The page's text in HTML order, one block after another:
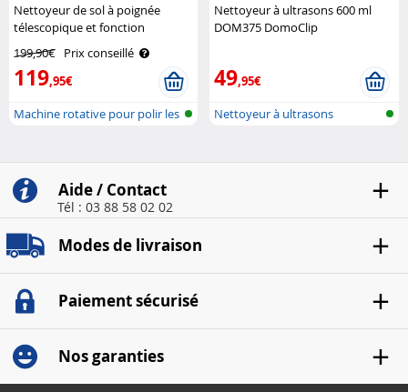
Nettoyeur de sol à poignée
télescopique et fonction
pulvérisation FPM-700 Sichler
Haushaltsgeräte
199,90€ Prix conseillé
119,95€
Machine rotative pour polir les
Nettoyeur à ultrasons 600 ml
DOM375 DomoClip
49,95€
Nettoyeur à ultrasons
Aide / Contact
Tél : 03 88 58 02 02
Modes de livraison
Paiement sécurisé
Nos garanties